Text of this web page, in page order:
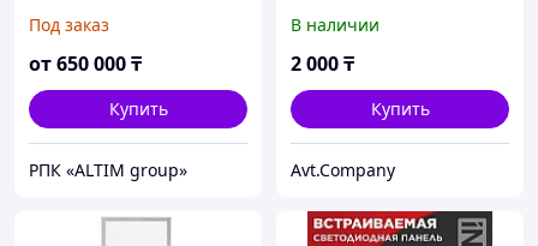
Под заказ
от650 000₸
Купить
РПК «ALTIM group»
117мм белая IP40 IN
HOME
В наличии
2 000₸
Купить
Avt.Company